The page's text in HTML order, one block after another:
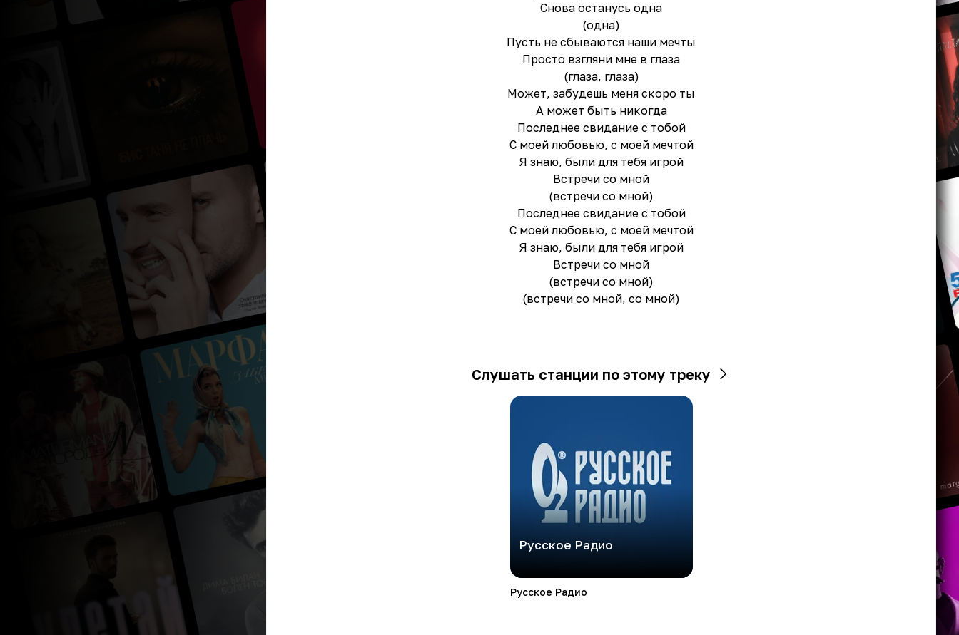
Снова останусь одна
(одна)
Пусть не сбываются наши мечты
Просто взгляни мне в глаза
(глаза, глаза)
Может, забудешь меня скоро ты
А может быть никогда
Последнее свидание с тобой
С моей любовью, с моей мечтой
Я знаю, были для тебя игрой
Встречи со мной
(встречи со мной)
Последнее свидание с тобой
С моей любовью, с моей мечтой
Я знаю, были для тебя игрой
Встречи со мной
(встречи со мной)
(встречи со мной, со мной)
Слушать станции по этому треку
Русское Радио
Русское Радио